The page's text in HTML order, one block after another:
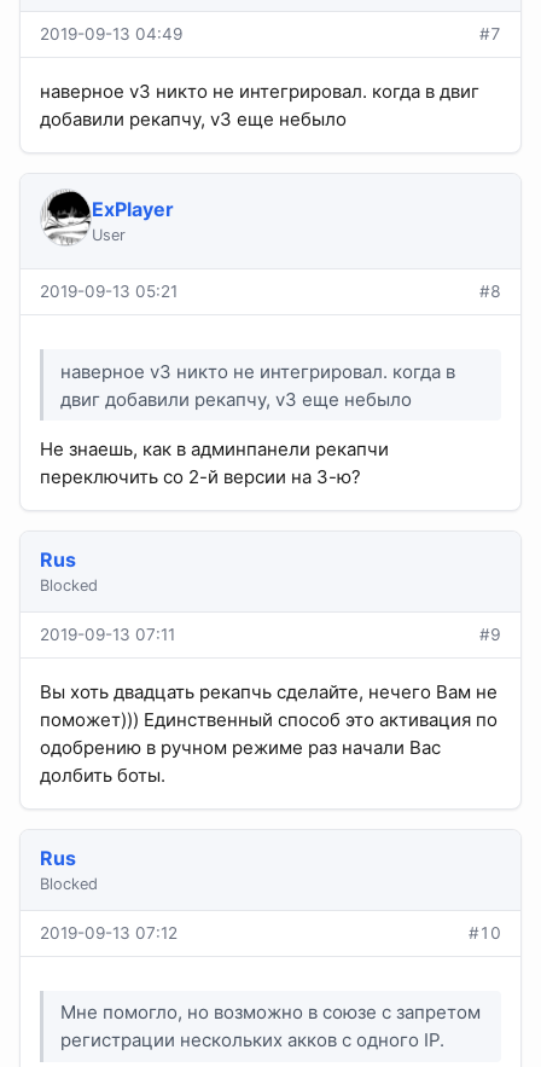
2019-09-13 04:49 #7
наверное v3 никто не интегрировал. когда в двиг
добавили рекапчу, v3 еще небыло
ExPlayer
User
2019-09-13 05:21 #8
наверное v3 никто не интегрировал. когда в
двиг добавили рекапчу, v3 еще небыло
Не знаешь, как в админпанели рекапчи
переключить со 2-й версии на 3-ю?
Rus
Blocked
2019-09-13 07:11 #9
Вы хоть двадцать рекапчь сделайте, нечего Вам не
поможет))) Единственный способ это активация по
одобрению в ручном режиме раз начали Вас
долбить боты.
Rus
Blocked
2019-09-13 07:12 #10
Мне помогло, но возможно в союзе с запретом
регистрации нескольких акков с одного IP.